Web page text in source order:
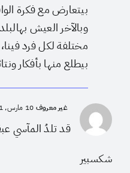
بيتعارض مع فكرة
وبالآخر العيش
مختلفة لكل فرد
بيطلع منها بأفكار
غير معروف
قد تلدُ المآسي
شكسبير